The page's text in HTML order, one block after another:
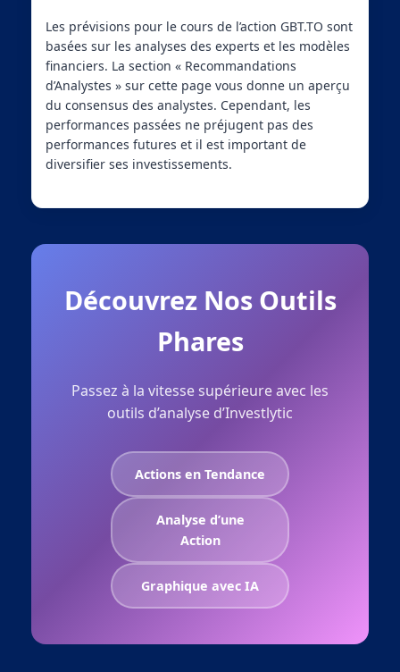
Les prévisions pour le cours de l’action GBT.TO sont
basées sur les analyses des experts et les modèles
financiers. La section « Recommandations
d’Analystes » sur cette page vous donne un aperçu
du consensus des analystes. Cependant, les
performances passées ne préjugent pas des
performances futures et il est important de
diversifier ses investissements.
Découvrez Nos Outils
Phares
Passez à la vitesse supérieure avec les
outils d’analyse d’Investlytic
Actions en Tendance
Analyse d’une
Action
Graphique avec IA